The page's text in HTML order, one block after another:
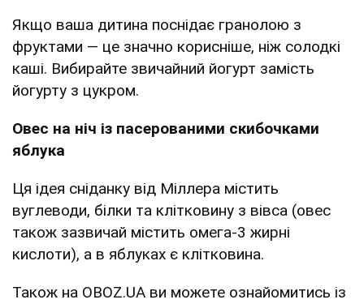
Якщо ваша дитина поснідає гранолою з
фруктами — це значно корисніше, ніж солодкі
каші. Вибирайте звичайний йогурт замість
йогурту з цукром.
Овес на ніч із пасерованими скибочками
яблука
Ця ідея сніданку від Міллера містить
вуглеводи, білки та клітковину з вівса (овес
також зазвичай містить омега-3 жирні
кислоти), а в яблуках є клітковина.
Також на OBOZ.UA ви можете ознайомитись із